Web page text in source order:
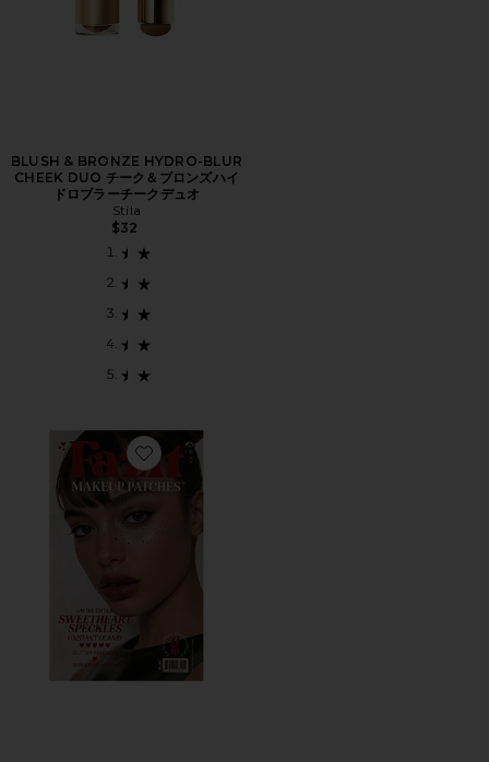
BLUSH & BRONZE HYDRO-BLUR
CHEEK DUO チーク＆ブロンズハイ
ドロブラーチークデュオ
Stila
$32
Favorite SWEETHEART SPECKLES グリッターフレック